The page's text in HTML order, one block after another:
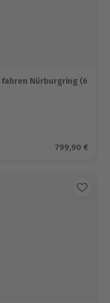
fahren Nürburgring (6
auf 1 BewertungenAktueller
799,90 €